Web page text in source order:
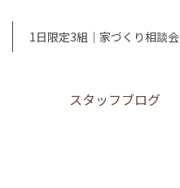
1日限定3組｜家づくり相談会
スタッフブログ